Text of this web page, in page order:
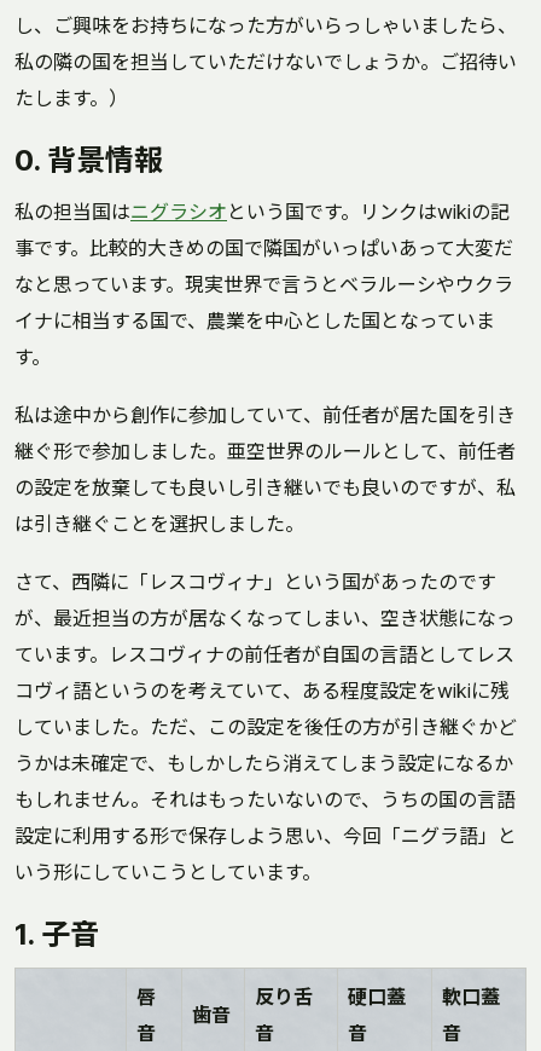
し、ご興味をお持ちになった方がいらっしゃいましたら、
私の隣の国を担当していただけないでしょうか。ご招待い
たします。）
0. 背景情報
私の担当国はニグラシオ という国です。リンクはwikiの記
事です。比較的大きめの国で隣国がいっぱいあって大変だ
なと思っています。現実世界で言うとベラルーシやウクラ
イナに相当する国で、農業を中心とした国となっていま
す。
私は途中から創作に参加していて、前任者が居た国を引き
継ぐ形で参加しました。亜空世界のルールとして、前任者
の設定を放棄しても良いし引き継いでも良いのですが、私
は引き継ぐことを選択しました。
さて、西隣に「レスコヴィナ」という国があったのです
が、最近担当の方が居なくなってしまい、空き状態になっ
ています。レスコヴィナの前任者が自国の言語としてレス
コヴィ語というのを考えていて、ある程度設定をwikiに残
していました。ただ、この設定を後任の方が引き継ぐかど
うかは未確定で、もしかしたら消えてしまう設定になるか
もしれません。それはもったいないので、うちの国の言語
設定に利用する形で保存しよう思い、今回「ニグラ語」と
いう形にしていこうとしています。
1. 子音
唇
音
歯音
反り舌
音
硬口蓋
音
軟口蓋
音